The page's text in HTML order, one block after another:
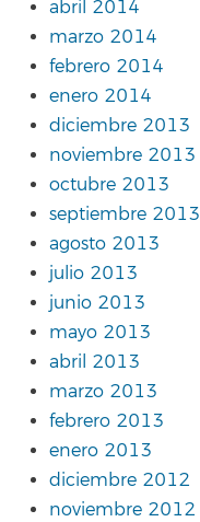
abril 2014
marzo 2014
febrero 2014
enero 2014
diciembre 2013
noviembre 2013
octubre 2013
septiembre 2013
agosto 2013
julio 2013
junio 2013
mayo 2013
abril 2013
marzo 2013
febrero 2013
enero 2013
diciembre 2012
noviembre 2012